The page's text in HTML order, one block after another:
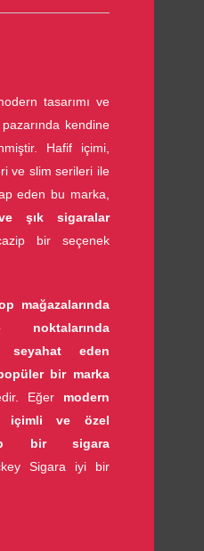
tasarımı ve
kendine
Hafif içimi,
ve slim serileri ile
eden bu marka,
şık sigaralar
bir seçenek
mağazalarında
seyahat eden
bir marka
Eğer modern
içimli ve özel
bir sigara
Sigara iyi bir